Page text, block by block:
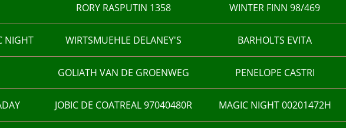
RORY RASPUTIN 1358 WINTER FINN 98/469
NIGHT WIRTSMUEHLE DELANEY'S BARHOLTS EVITA
GOLIATH VAN DE GROENWEG PENELOPE CASTRI
JOBIC DE COATREAL 97040480R MAGIC NIGHT 00201472H